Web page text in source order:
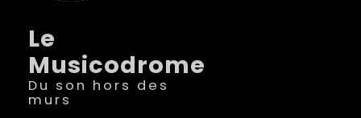
Le
Musicodrome
Du son hors des
murs